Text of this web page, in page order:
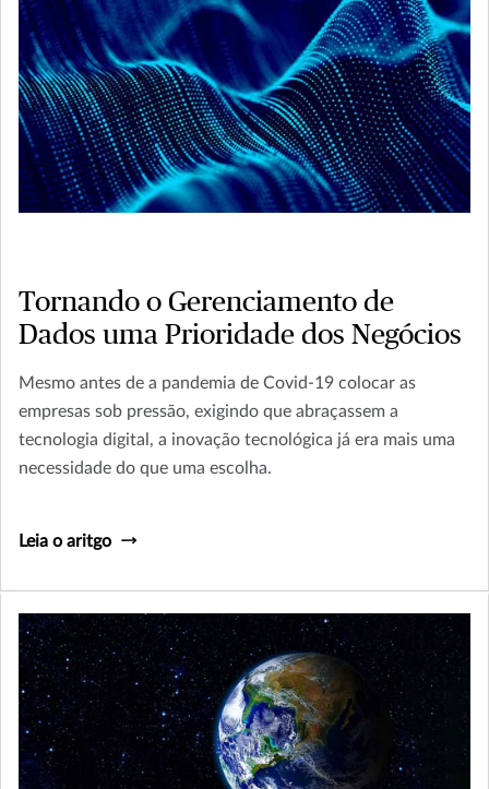
Tornando o Gerenciamento de
Dados uma Prioridade dos Negócios
Mesmo antes de a pandemia de Covid-19 colocar as
empresas sob pressão, exigindo que abraçassem a
tecnologia digital, a inovação tecnológica já era mais uma
necessidade do que uma escolha.
Leia o aritgo